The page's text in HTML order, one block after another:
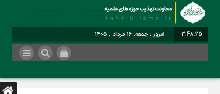
3:48:26 امروز : جمعه, ۱۶ مرداد , ۱۴۰۵